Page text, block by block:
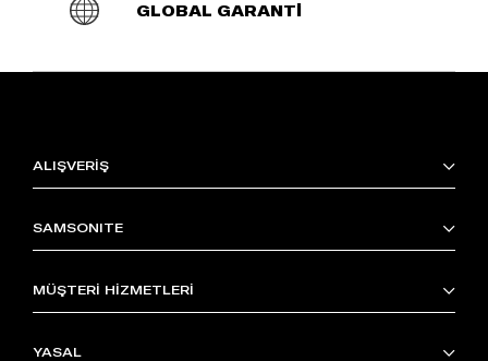
GLOBAL GARANTİ
ALIŞVERİŞ
SAMSONITE
MÜŞTERİ HİZMETLERİ
YASAL